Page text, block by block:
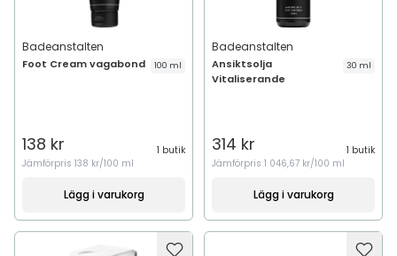
Badeanstalten
Foot Cream vagabond 100 ml
138 kr
1 butik
Jämförpris 138 kr/100 ml
Lägg i varukorg
Badeanstalten
Ansiktsolja
Vitaliserande
30 ml
314 kr
1 butik
Jämförpris 1 046,67 kr/100 ml
Lägg i varukorg